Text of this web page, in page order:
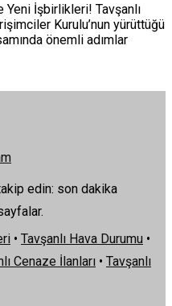
Yeni İşbirlikleri! Tavşanlı
Kurulu’nun yürüttüğü
önemli adımlar
edin: son dakika
• Tavşanlı Hava Durumu •
Cenaze İlanları • Tavşanlı